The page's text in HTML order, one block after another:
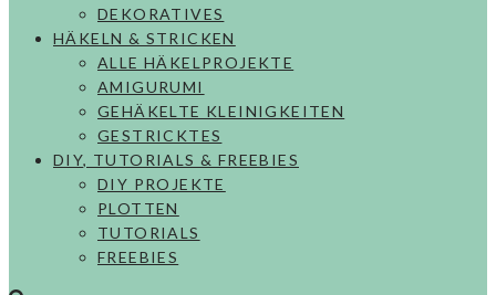
DEKORATIVES
HÄKELN & STRICKEN
ALLE HÄKELPROJEKTE
AMIGURUMI
GEHÄKELTE KLEINIGKEITEN
GESTRICKTES
DIY, TUTORIALS & FREEBIES
DIY PROJEKTE
PLOTTEN
TUTORIALS
FREEBIES